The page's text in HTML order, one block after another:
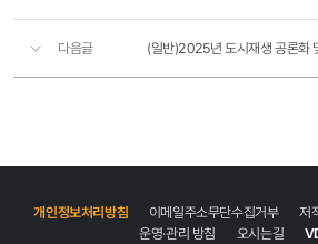
다음글 (일반)2025년 도시재생 공론화
개인정보처리방침 이메일주소무단수집거부 저
운영·관리 방침
오시는길